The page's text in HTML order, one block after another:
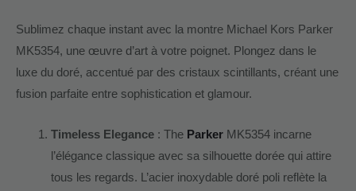
Sublimez chaque instant avec la montre Michael Kors Parker
MK5354, une œuvre d’art à votre poignet. Plongez dans le
luxe du doré, accentué par des cristaux scintillants, créant une
fusion parfaite entre sophistication et glamour.
Timeless Elegance: The ParkerMK5354 incarne
l’élégance classique avec sa silhouette dorée qui attire
tous les regards. L’acier inoxydable doré poli reflète la